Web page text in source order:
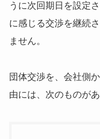
うに次回期日を設定
に感じる交渉を継続
ません。
団体交渉を、会社側
由には、次のものがあ